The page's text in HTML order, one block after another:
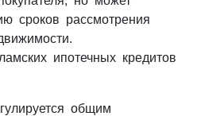
сроков рассмотрения
ипотечных кредитов
общим